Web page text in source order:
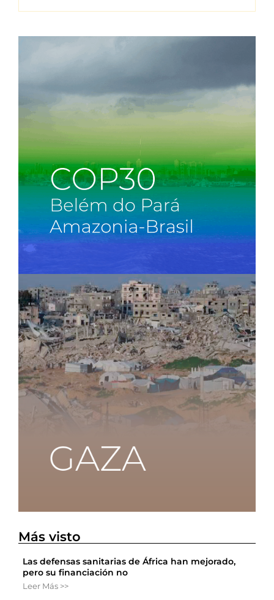
Más visto
Las defensas sanitarias de África han mejorado,
pero su financiación no
Leer Más >>